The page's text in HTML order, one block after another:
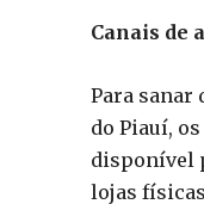
Canais de
Para sanar
do Piauí,
disponível
lojas